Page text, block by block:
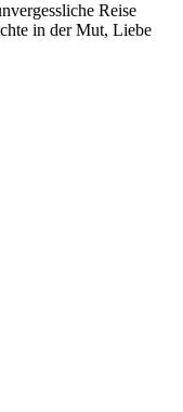
Reise
in der Mut, Liebe